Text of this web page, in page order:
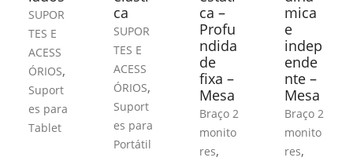
SUPOR
TES E
ACESS
ÓRIOS,
Suport
es para
Tablet
ca
SUPOR
TES E
ACESS
ÓRIOS,
Suport
es para
Portátil
ca –
Profu
ndida
de
fixa –
Mesa
Braço 2
monito
res,
mica
e
indep
ende
nte –
Mesa
Braço 2
monito
res,